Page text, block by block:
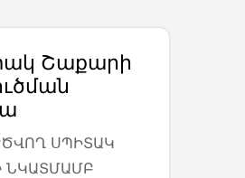
Շաքարի
ՍՊԻՏԱԿ
ՆԿԱՏՄԱՄԲ